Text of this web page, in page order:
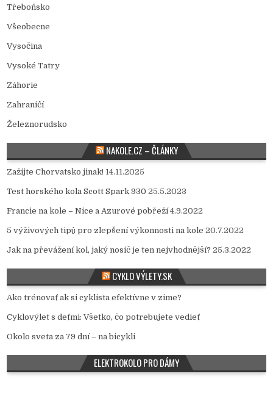
Třeboňsko
Všeobecne
Vysočina
Vysoké Tatry
Záhorie
Zahraničí
Železnorudsko
NAKOLE.CZ – ČLÁNKY
Zažijte Chorvatsko jinak! 14.11.2025
Test horského kola Scott Spark 930 25.5.2023
Francie na kole – Nice a Azurové pobřeží 4.9.2022
5 výživových tipů pro zlepšení výkonnosti na kole 20.7.2022
Jak na převážení kol, jaký nosič je ten nejvhodnější? 25.3.2022
CYKLO VÝLETY.SK
Ako trénovať ak si cyklista efektívne v zime?
Cyklovýlet s deťmi: Všetko, čo potrebujete vedieť
Okolo sveta za 79 dní – na bicykli
ELEKTROKOLO PRO DÁMY